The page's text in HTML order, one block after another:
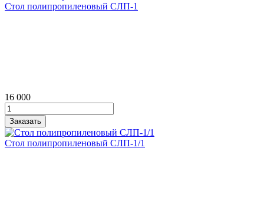
Стол полипропиленовый СЛП‑1
16 000
Стол полипропиленовый СЛП‑1/1